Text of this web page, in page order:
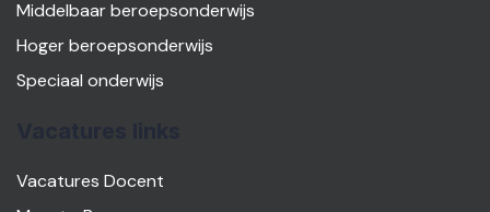
Middelbaar beroepsonderwijs
Hoger beroepsonderwijs
Speciaal onderwijs
Vacatures Docent